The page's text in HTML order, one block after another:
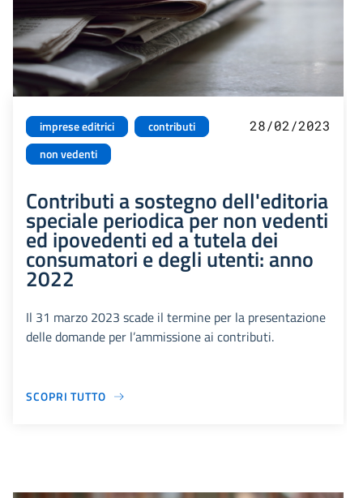
imprese editrici
contributi
non vedenti
28/02/2023
Contributi a sostegno dell'editoria
speciale periodica per non vedenti
ed ipovedenti ed a tutela dei
consumatori e degli utenti: anno
2022
Il 31 marzo 2023 scade il termine per la presentazione
delle domande per l’ammissione ai contributi.
SCOPRI TUTTO